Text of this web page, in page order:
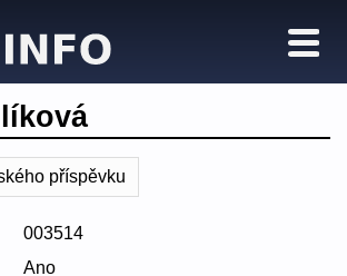
příspěvku
003514
Ano